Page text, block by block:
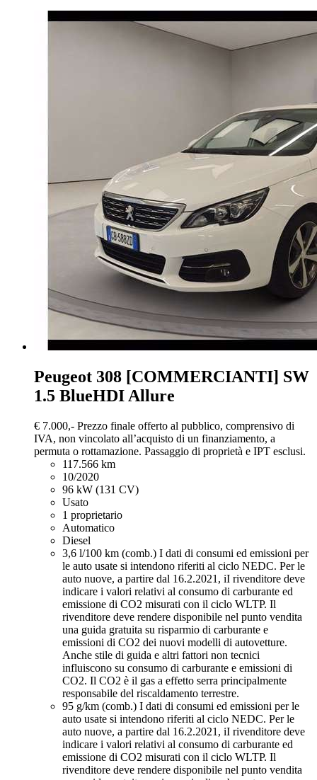
Peugeot 308 [COMMERCIANTI] SW
1.5 BlueHDI Allure
€ 7.000,- Prezzo finale offerto al pubblico, comprensivo di
IVA, non vincolato all’acquisto di un finanziamento, a
permuta o rottamazione. Passaggio di proprietà e IPT esclusi.
117.566 km
10/2020
96 kW (131 CV)
Usato
1 proprietario
Automatico
Diesel
3,6 l/100 km (comb.) I dati di consumi ed emissioni per
le auto usate si intendono riferiti al ciclo NEDC. Per le
auto nuove, a partire dal 16.2.2021, iI rivenditore deve
indicare i valori relativi al consumo di carburante ed
emissione di CO2 misurati con il ciclo WLTP. Il
rivenditore deve rendere disponibile nel punto vendita
una guida gratuita su risparmio di carburante e
emissioni di CO2 dei nuovi modelli di autovetture.
Anche stile di guida e altri fattori non tecnici
influiscono su consumo di carburante e emissioni di
CO2. Il CO2 è il gas a effetto serra principalmente
responsabile del riscaldamento terrestre.
95 g/km (comb.) I dati di consumi ed emissioni per le
auto usate si intendono riferiti al ciclo NEDC. Per le
auto nuove, a partire dal 16.2.2021, iI rivenditore deve
indicare i valori relativi al consumo di carburante ed
emissione di CO2 misurati con il ciclo WLTP. Il
rivenditore deve rendere disponibile nel punto vendita